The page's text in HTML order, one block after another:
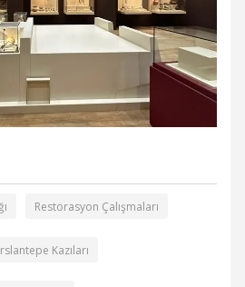
Restorasyon Çalışmaları
Kazıları